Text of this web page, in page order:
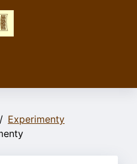
Experimenty